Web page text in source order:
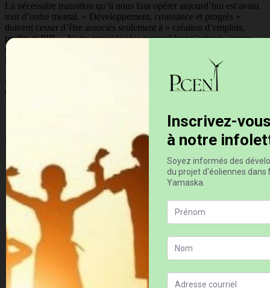
La nécessaire transition qu’il nous faut opérer aujourd’hui est avant
tout d’ordre mental. « Développement, croissance et progrès »
doivent cesser d’être associés seulement à « création d’emplois,
profits et PIB ». Notre projet le plus rassembleur s’articule autour
des valeurs de « santé », de « qualité de vie » et de « cohabitation
harmonieuse », seules sources de vraie richesse.
Claude Charron
Comité des riverains des éoliennes de l’Érable (CRÉÉ)
Sources et références
Sons de basse fréquence et impacts sur la santé :
https://youtu.be/Gdk19CLoJjk?si=aH3b6iGq_7PEBoCO
Zone d’accès restreint (ZAR) autour des éoliennes :
https://drive.google.com/file/d/
Coût réel de l’éolien — ONU :
https://paysage-libre-
vd.ch/lonu-le-confirme-le-cout-reel-de-leolien-est-largement-
sous-evalue/
Conclusion, rapport du BAPE 267, 2 eappel d’offres, mars
2010, page 120.
Navigation de l'article